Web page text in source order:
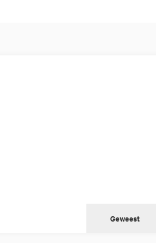
Geweest